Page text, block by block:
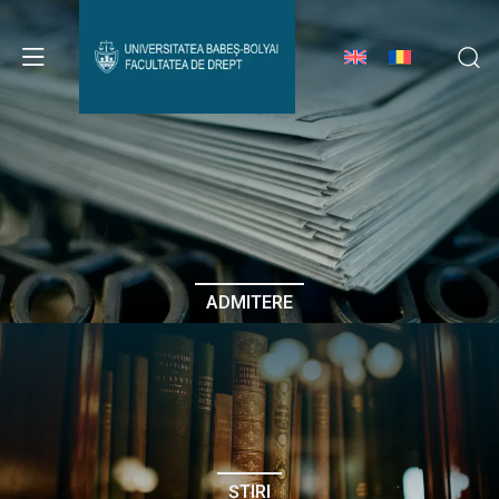
Avizier Studenți
Studii
Admitere
Erasmus & Internațional
Despre Facultate
ADMITERE
ȘTIRI